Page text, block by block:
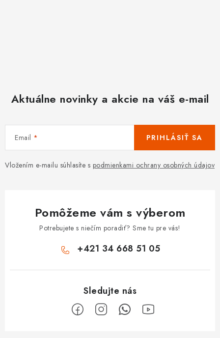
Aktuálne novinky a akcie na váš e-mail
Email
Vložením e-mailu súhlasíte s podmienkami ochrany osobných údajov
PRIHLÁSIŤ SA
Pomôžeme vám s výberom
Potrebujete s niečím poradiť? Sme tu pre vás!
+421 34 668 51 05